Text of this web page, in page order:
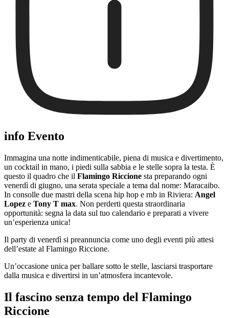
info Evento
Immagina una notte indimenticabile, piena di musica e divertimento,
un cocktail in mano, i piedi sulla sabbia e le stelle sopra la testa. È
questo il quadro che il Flamingo Riccione sta preparando ogni
venerdì di giugno, una serata speciale a tema dal nome: Maracaibo.
In consolle due mastri della scena hip hop e rnb in Riviera: Angel
Lopez e Tony T max. Non perderti questa straordinaria
opportunità: segna la data sul tuo calendario e preparati a vivere
un’esperienza unica!
Il party di venerdì si preannuncia come uno degli eventi più attesi
dell’estate al Flamingo Riccione.
Un’occasione unica per ballare sotto le stelle, lasciarsi trasportare
dalla musica e divertirsi in un’atmosfera incantevole.
Il fascino senza tempo del Flamingo
Riccione